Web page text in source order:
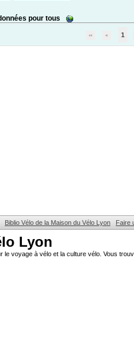
pour tous
1
Biblio Vélo de la Maison du Vélo Lyon Faire
Lyon
voyage à vélo et la culture vélo. Vous